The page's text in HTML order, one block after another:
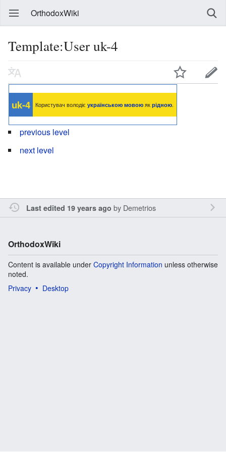
OrthodoxWiki
Template:User uk-4
uk-4 Користувач володієукраїнською мовою якрідною
previous level
next level
Last edited 19 years ago by Demetrios
OrthodoxWiki
Content is available under Copyright Information unless otherwise
noted.
Privacy
Desktop